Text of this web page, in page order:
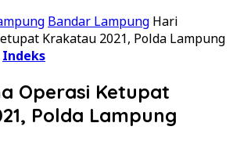
Bandar Lampung Hari
Krakatau 2021, Polda Lampung
Indeks
Operasi Ketupat
Polda Lampung